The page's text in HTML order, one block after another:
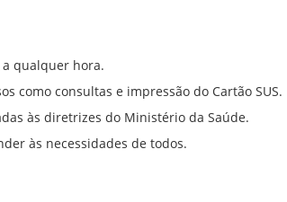
qualquer hora.
como consultas e impressão do Cartão SUS.
às diretrizes do Ministério da Saúde.
às necessidades de todos.